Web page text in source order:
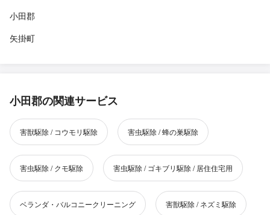
小田郡
矢掛町
小田郡の関連サービス
害獣駆除 / コウモリ駆除 害虫駆除 / 蜂の巣駆除
害虫駆除 / クモ駆除 害虫駆除 / ゴキブリ駆除 / 居住住宅用
ベランダ・バルコニークリーニング 害獣駆除 / ネズミ駆除